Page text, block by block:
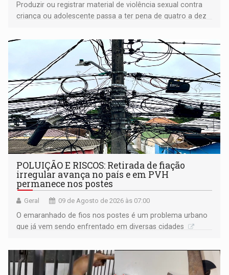
Produzir ou registrar material de violência sexual contra
criança ou adolescente passa a ter pena de quatro a dez
POLUIÇÃO E RISCOS: Retirada de fiação
irregular avança no país e em PVH
permanece nos postes
Geral 09 de Agosto de 2026 às 07:00
O emaranhado de fios nos postes é um problema urbano
que já vem sendo enfrentado em diversas cidades